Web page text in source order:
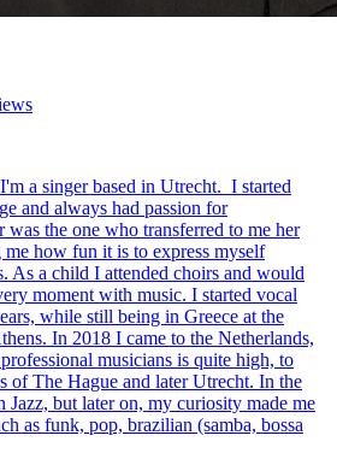
a singer based in Utrecht. I started
and always had passion for
the one who transferred to me her
how fun it is to express myself
As a child I attended choirs and would
moment with music. I started vocal
while still being in Greece at the
In 2018 I came to the Netherlands,
musicians is quite high, to
of The Hague and later Utrecht. In the
Jazz, but later on, my curiosity made me
as funk, pop, brazilian (samba, bossa